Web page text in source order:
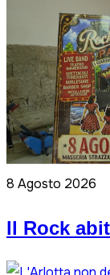
8 Agosto 2026
ll Rock